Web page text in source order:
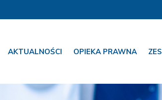
AKTUALNOŚCI OPIEKA PRAWNA